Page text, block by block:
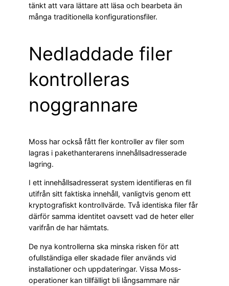
tänkt att vara lättare att läsa och bearbeta än
många traditionella konfigurationsfiler.
Nedladdade filer
kontrolleras
noggrannare
Moss har också fått fler kontroller av filer som
lagras i pakethanterarens innehållsadresserade
lagring.
I ett innehållsadresserat system identifieras en fil
utifrån sitt faktiska innehåll, vanligtvis genom ett
kryptografiskt kontrollvärde. Två identiska filer får
därför samma identitet oavsett vad de heter eller
varifrån de har hämtats.
De nya kontrollerna ska minska risken för att
ofullständiga eller skadade filer används vid
installationer och uppdateringar. Vissa Moss-
operationer kan tillfälligt bli långsammare när